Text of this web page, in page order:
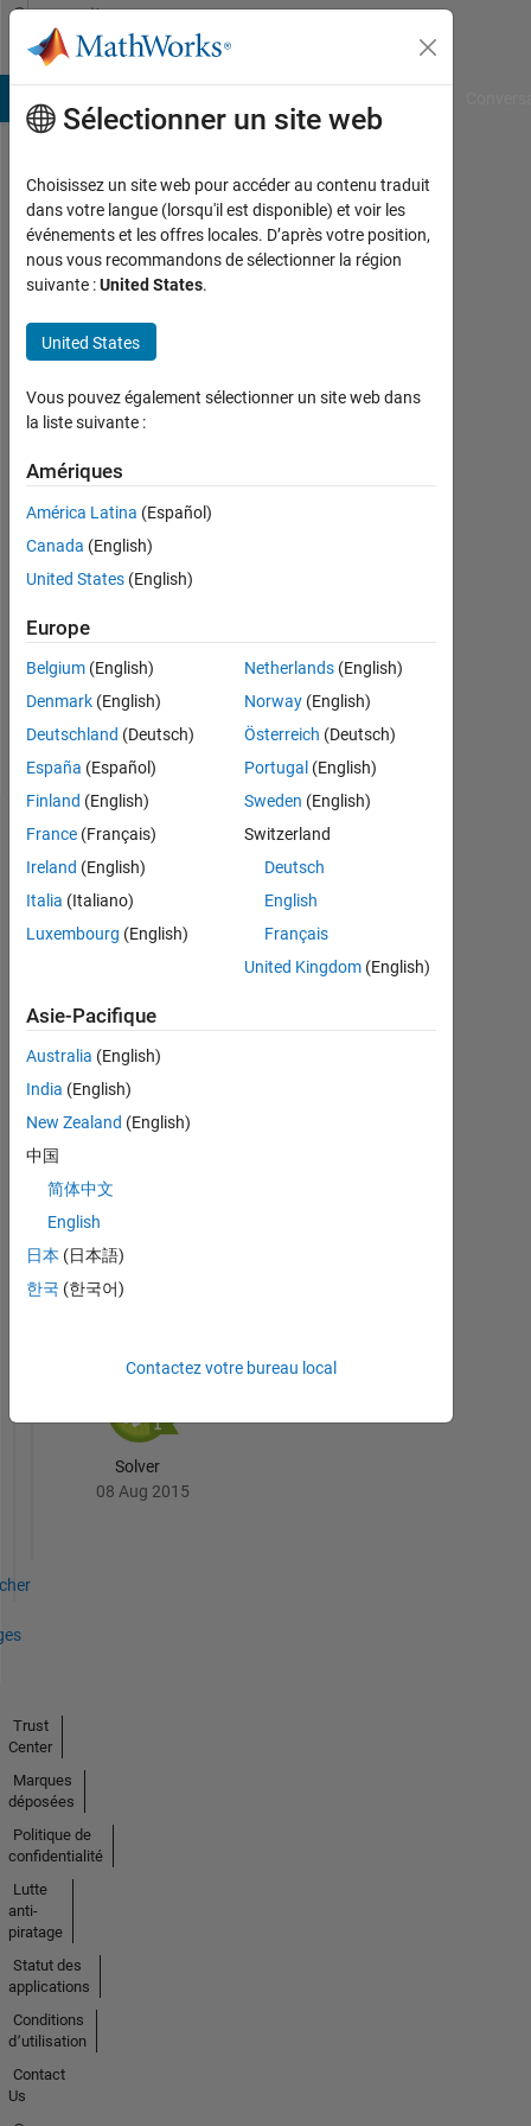
Passer au contenu
Community
Profile
Wei
Last
seen:
plus
d'un
an il
|
Actif
2015
Followers:
0
Message
Badges
Badges
Badges
08 Aug 2017
Cody
Solver
08 Aug 2015
Sélectionner un site web
Choisissez un site web pour accéder au contenu traduit
dans votre langue (lorsqu'il est disponible) et voir les
événements et les offres locales. D’après votre position,
nous vous recommandons de sélectionner la région
suivante :United States.
United States
Vous pouvez également sélectionner un site web dans
la liste suivante :
Amériques
América Latina (Español)
Canada (English)
United States (English)
Europe
Belgium (English)
Denmark (English)
Deutschland (Deutsch)
España (Español)
Finland (English)
France (Français)
Ireland (English)
Italia (Italiano)
Luxembourg (English)
Netherlands(English)
Norway(English)
Österreich (Deutsch)
Portugal (English)
Sweden (English)
Switzerland
Deutsch
English
Français
United Kingdom(English)
Asie-Pacifique
Australia (English)
India (English)
New Zealand (English)
中国
简体中文
English
日本 (日本語)
한국 (한국어)
Contactez votre bureau local
Trust
Center
Marques
déposées
Politique de
confidentialité
Lutte
anti-
piratage
Statut des
applications
Conditions
d՚utilisation
Contact
Us